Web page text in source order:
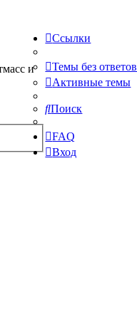
и
Ссылки
Темы без ответов
Активные темы
Поиск
FAQ
Вход